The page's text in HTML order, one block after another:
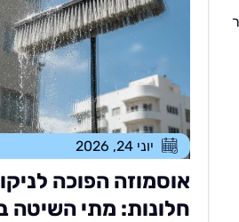
יוני 24, 2026
אוסמוזה הפוכה
חלונות: מתי השיטה